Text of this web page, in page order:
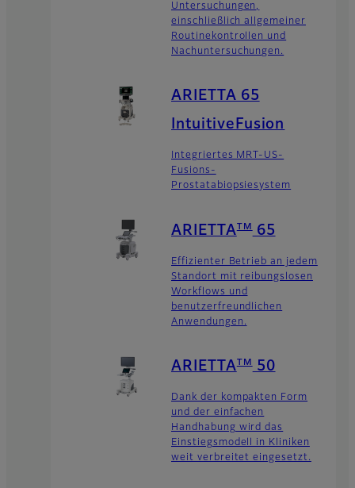
Untersuchungen,
einschließlich allgemeiner
Routinekontrollen und
Nachuntersuchungen.
ARIETTA 65
IntuitiveFusion
Integriertes MRT-US-
Fusions-
Prostatabiopsiesystem
ARIETTA TM 65
Effizienter Betrieb an jedem
Standort mit reibungslosen
Workflows und
benutzerfreundlichen
Anwendungen.
ARIETTA TM 50
Dank der kompakten Form
und der einfachen
Handhabung wird das
Einstiegsmodell in Kliniken
weit verbreitet eingesetzt.